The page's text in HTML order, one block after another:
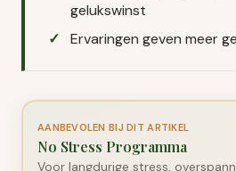
gelukswinst
Ervaringen geven meer
AANBEVOLEN BIJ DIT ARTIKEL
No Stress Programma
Voor langdurige stress,